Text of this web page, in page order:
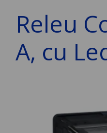
Releu
A, cu